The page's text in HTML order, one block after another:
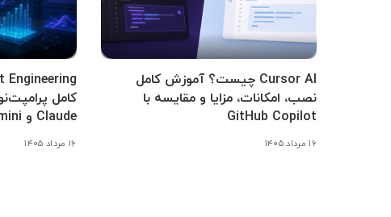
Cursor AI چیست؟ آموزش کامل
نصب، امکانات، مزایا و مقایسه با
GitHub Copilot
۱۶ مرداد ۱۴۰۵
Claude و Gemini
۱۶ مرداد ۱۴۰۵